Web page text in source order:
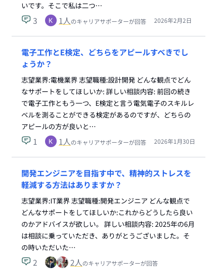
いです。そこで私は二つ…
3 1人のキャリアサポーターが回答 2026年2月2日
電子工作とE検定、どちらをアピールすべきでし
ょうか？
志望業界:電機業界 志望職種:設計開発 どんな観点でどん
なサポートをしてほしいか: 詳しい相談内容: 前回の続き
で電子工作ともう一つ、E検定と言う電気電子のスキルレ
ベルを測ることができる検定があるのですが、どちらの
アピールの方が良いと…
1 1人のキャリアサポーターが回答 2026年1月30日
開発エンジニアを目指す中で、精神的ストレスを
軽減する方法はありますか？
志望業界:IT業界 志望職種:開発エンジニア どんな観点で
どんなサポートをしてほしいか:これからどうしたら良い
のかアドバイスが欲しい。 詳しい相談内容: 2025年の6月
は相談に乗っていただき、ありがとうございました。そ
の時いただいた…
2 2人のキャリアサポーターが回答